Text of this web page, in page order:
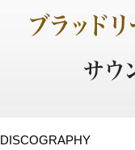
DISCOGRAPHY